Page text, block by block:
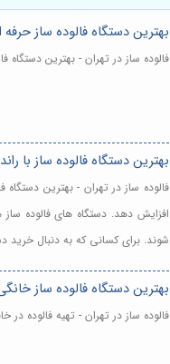
بهترین دستگاه فالوده ساز
فالوده ساز در تهران - بهترین
بهترین دستگاه فالوده ساز با
فالوده ساز در تهران - بهترین
افزایش دهد. دستگاه های فالوده
شوند. برای کسانی که به دنبال خرید
بهترین دستگاه فالوده ساز
فالوده ساز در تهران - تهیه فالوده